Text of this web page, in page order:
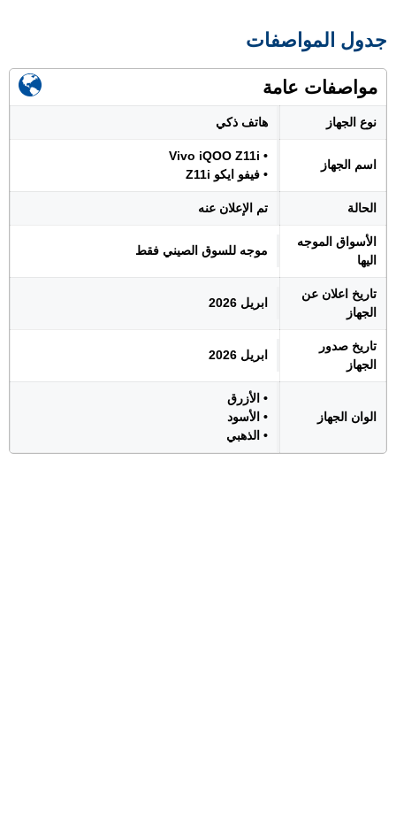
جدول المواصفات
مواصفات عامة
نوع الجهاز هاتف ذكي
اسم الجهاز
• Vivo iQOO Z11i
• فيفو ايكو Z11i
الحالة تم الإعلان عنه
الأسواق الموجه
اليها
موجه للسوق الصيني فقط
تاريخ اعلان عن
الجهاز
ابريل 2026
تاريخ صدور
الجهاز
ابريل 2026
الوان الجهاز
• الأزرق
• الأسود
• الذهبي